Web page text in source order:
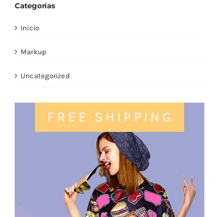
Categorías
Inicio
Markup
Uncategorized